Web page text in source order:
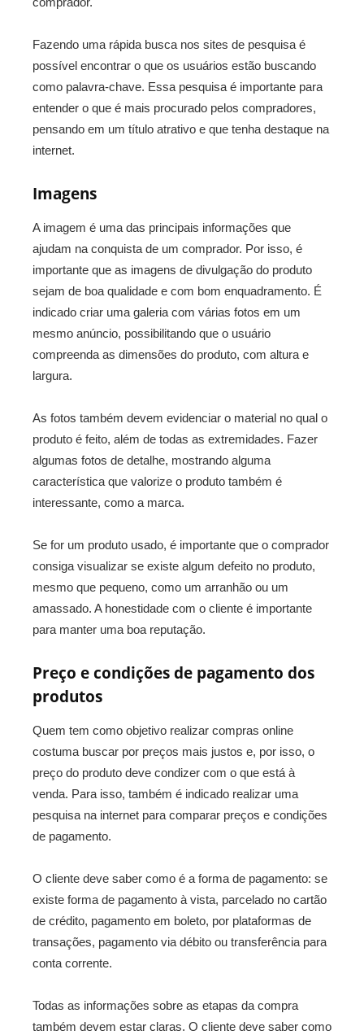
Fazendo uma rápida busca nos sites de pesquisa é
possível encontrar o que os usuários estão buscando
como palavra-chave. Essa pesquisa é importante para
entender o que é mais procurado pelos compradores,
pensando em um título atrativo e que tenha destaque na
internet.
Imagens
A imagem é uma das principais informações que
ajudam na conquista de um comprador. Por isso, é
importante que as imagens de divulgação do produto
sejam de boa qualidade e com bom enquadramento. É
indicado criar uma galeria com várias fotos em um
mesmo anúncio, possibilitando que o usuário
compreenda as dimensões do produto, com altura e
largura.
As fotos também devem evidenciar o material no qual o
produto é feito, além de todas as extremidades. Fazer
algumas fotos de detalhe, mostrando alguma
característica que valorize o produto também é
interessante, como a marca.
Se for um produto usado, é importante que o comprador
consiga visualizar se existe algum defeito no produto,
mesmo que pequeno, como um arranhão ou um
amassado. A honestidade com o cliente é importante
para manter uma boa reputação.
Preço e condições de pagamento dos
produtos
Quem tem como objetivo realizar compras online
costuma buscar por preços mais justos e, por isso, o
preço do produto deve condizer com o que está à
venda. Para isso, também é indicado realizar uma
pesquisa na internet para comparar preços e condições
de pagamento.
O cliente deve saber como é a forma de pagamento: se
existe forma de pagamento à vista, parcelado no cartão
de crédito, pagamento em boleto, por plataformas de
transações, pagamento via débito ou transferência para
conta corrente.
Todas as informações sobre as etapas da compra
também devem estar claras. O cliente deve saber como